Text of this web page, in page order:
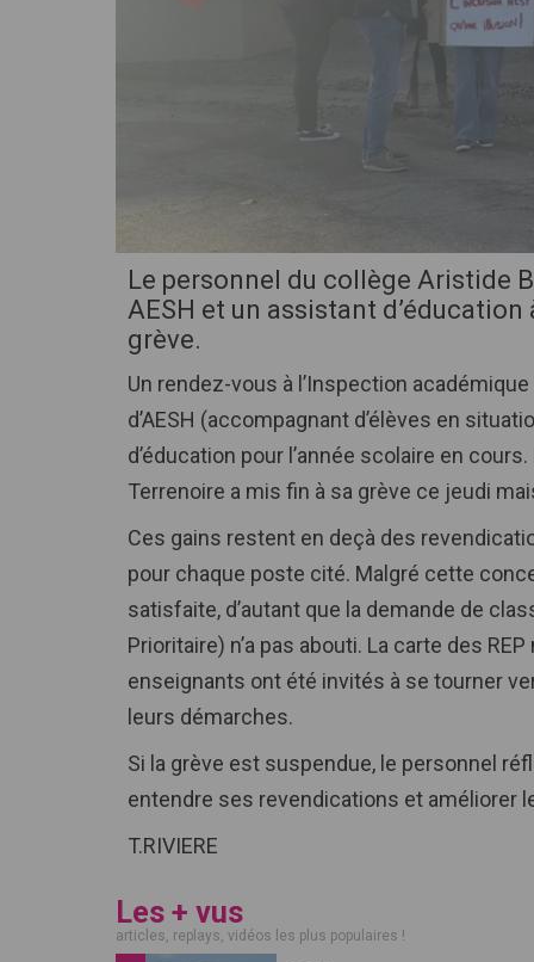
cliquez pour zoomer
Le personnel du collège Aristide
AESH et un assistant
grève.
Un rendez-vous à l’Inspection
d’AESH (accompagnant d’élèves en
d’éducation pour l’année scolaire en
Terrenoire a mis fin à sa grève ce jeudi
Ces gains restent en deçà des
pour chaque poste cité. Malgré cette
satisfaite, d’autant que la demande de
Prioritaire) n’a pas abouti. La carte des
enseignants ont été invités à se tourner
leurs démarches.
Si la grève est suspendue, le personnel
entendre ses revendications et améliorer
T.RIVIERE
Les + vus
articles, replays, vidéos les plus populaires !